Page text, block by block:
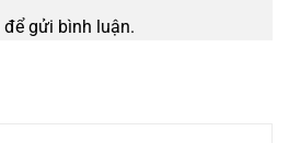
để gửi bình luận.